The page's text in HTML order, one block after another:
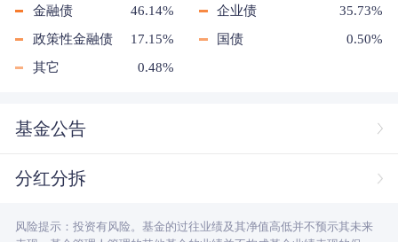
金融债 46.14% 企业债 35.73%
政策性金融债 17.15% 国债 0.50%
其它 0.48%
基金公告
分红分拆
风险提示：投资有风险。基金的过往业绩及其净值高低并不预示其未来